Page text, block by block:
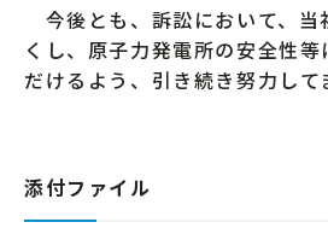
今後とも、訴訟において、当
くし、原子力発電所の安全性
だけるよう、引き続き努力して
添付ファイル